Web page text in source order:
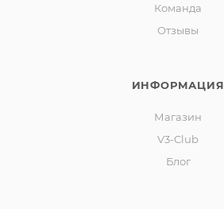
Команда
Отзывы
ИНФОРМАЦИЯ
Магазин
V3-Club
Блог